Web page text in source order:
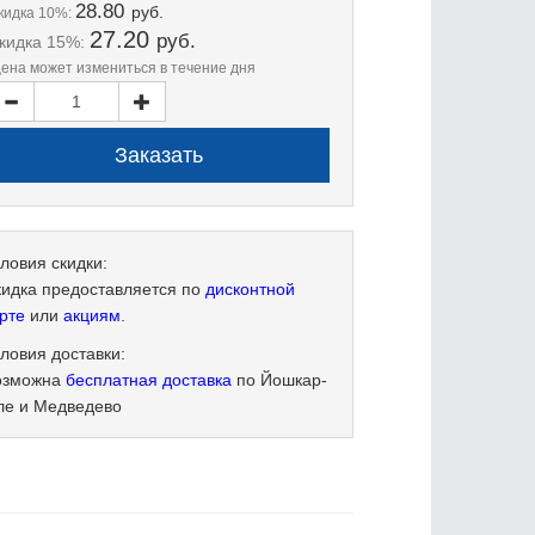
10%:28.80 руб.
15%: 27.20 руб.
может измениться в течение дня
скидки:
предоставляется по дисконтной
илиакциям
доставки:
бесплатная доставка по Йошкар-
и Медведево